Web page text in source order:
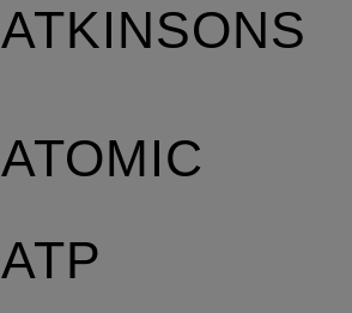
ATKINSONS
ATOMIC
ATP